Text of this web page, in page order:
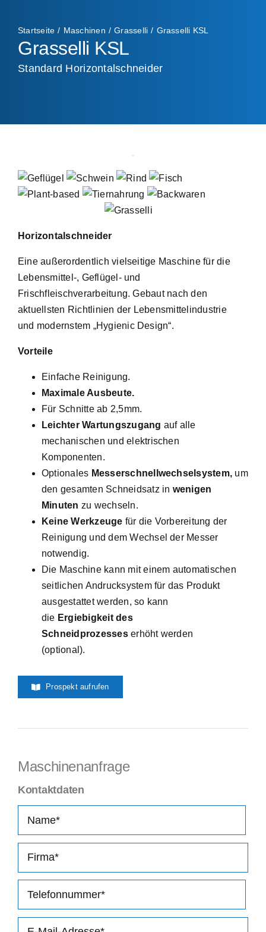
Grasselli KSL
Standard Horizontalschneider
Startseite Maschinen Grasselli Grasselli KSL
Horizontalschneider
Eine außerordentlich vielseitige Maschine für die
Lebensmittel-, Geflügel- und
Frischfleischverarbeitung. Gebaut nach den
aktuellsten Richtlinien der Lebensmittelindustrie
und modernstem „Hygienic Design“.
Vorteile
Einfache Reinigung.
Maximale Ausbeute.
Für Schnitte ab 2,5mm.
Leichter Wartungszugang auf alle
mechanischen und elektrischen
Komponenten.
Optionales Messerschnellwechselsystem, um
den gesamten Schneidsatz in wenigen
Minuten zu wechseln.
Keine Werkzeuge für die Vorbereitung der
Reinigung und dem Wechsel der Messer
notwendig.
Die Maschine kann mit einem automatischen
seitlichen Andrucksystem für das Produkt
ausgestattet werden, so kann
die Ergiebigkeit des
Schneidprozesseserhöht werden
(optional).
Prospekt aufrufen
Maschinenanfrage
Kontaktdaten